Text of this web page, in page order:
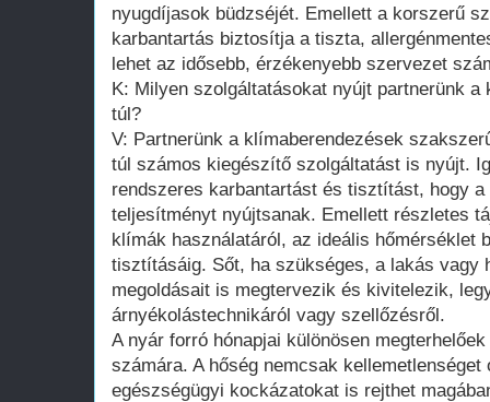
nyugdíjasok büdzséjét. Emellett a korszerű
karbantartás biztosítja a tiszta,
lehet az idősebb, érzékenyebb szervezet
K: Milyen szolgáltatásokat nyújt partnerünk
túl?
V: Partnerünk a klímaberendezések
túl számos kiegészítő szolgáltatást is nyújt.
rendszeres karbantartást és tisztítást, hogy
teljesítményt nyújtsanak. Emellett részletes
klímák használatáról, az ideális hőmérséklet
tisztításáig. Sőt, ha szükséges, a lakás vagy
megoldásait is megtervezik és kivitelezik,
árnyékolástechnikáról vagy szellőzésről.
A nyár forró hónapjai különösen
számára. A hőség nemcsak kellemetlenséget
egészségügyi kockázatokat is rejthet